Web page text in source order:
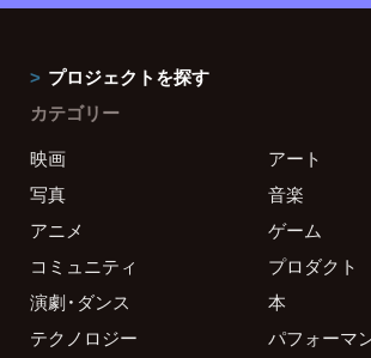
プロジェクトを探す
カテゴリー
映画
アート
写真
音楽
アニメ
ゲーム
コミュニティ
プロダクト
演劇・ダンス
本
テクノロジー
パフォーマ